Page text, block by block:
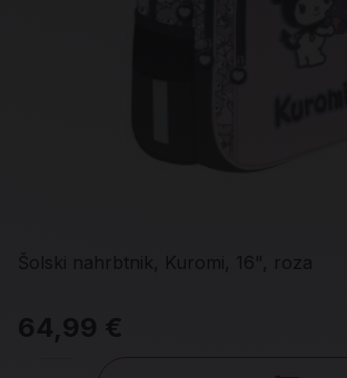
Šolski nahrbtnik, Kuromi, 16", roza
64,99 €